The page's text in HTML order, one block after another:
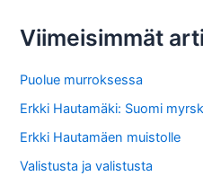
h
r
:
Viimeisimmät
Puolue murroksessa
Erkki Hautamäki: Suomi
Erkki Hautamäen muistolle
Valistusta ja valistusta